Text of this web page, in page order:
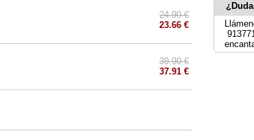
24.90 €
23.66 €
39.90 €
37.91 €